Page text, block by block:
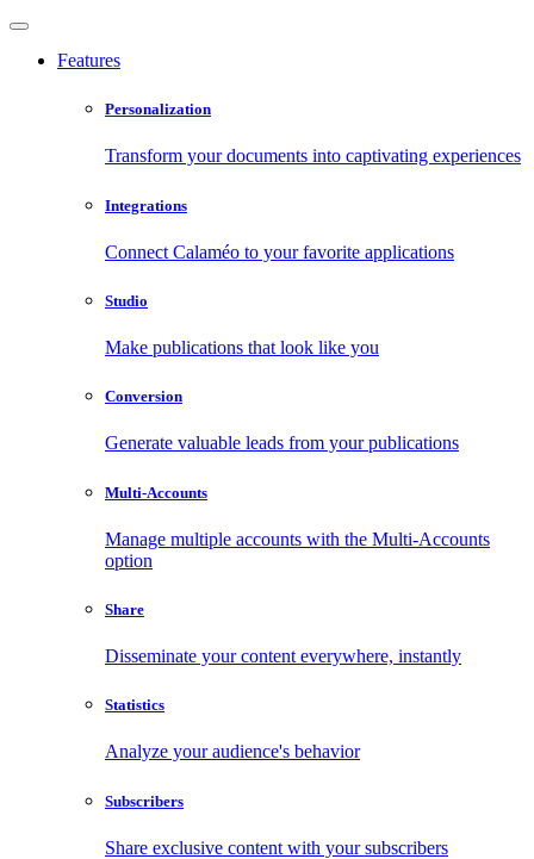
Features
Personalization
Transform your documents into captivating experiences
Integrations
Connect Calaméo to your favorite applications
Studio
Make publications that look like you
Conversion
Generate valuable leads from your publications
Multi-Accounts
Manage multiple accounts with the Multi-Accounts
option
Share
Disseminate your content everywhere, instantly
Statistics
Analyze your audience's behavior
Subscribers
Share exclusive content with your subscribers